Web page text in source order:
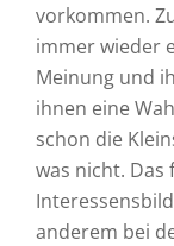
vorkommen.
immer wieder
Meinung und
ihnen eine
schon die
was nicht.
anderem bei